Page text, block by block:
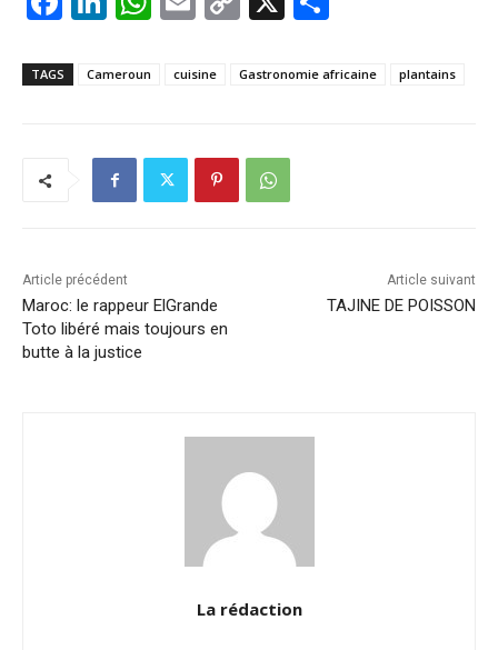
c
k
n
at
p
p
ai p
n
k
ta
TAGS Cameroun cuisine Gastronomie africaine plantains
Article précédent
Maroc: le rappeur ElGrande
Toto libéré mais toujours en
butte à la justice
Article suivant
TAJINE DE POISSON
La rédaction